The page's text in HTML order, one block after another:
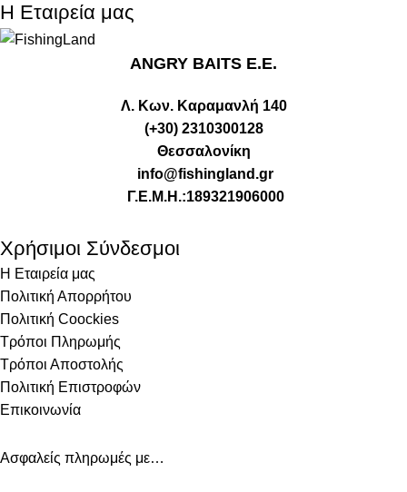
Η Εταιρεία μας
ANGRY BAITS Ε.Ε.
Λ. Κων. Καραμανλή 140
(+30) 2310300128
Θεσσαλονίκη
info@fishingland.gr
Γ.Ε.Μ.Η.:189321906000
Χρήσιμοι Σύνδεσμοι
Η Εταιρεία μας
Πολιτική Απορρήτου
Πολιτική Coockies
Τρόποι Πληρωμής
Τρόποι Αποστολής
Πολιτική Επιστροφών
Επικοινωνία
Ασφαλείς πληρωμές με…